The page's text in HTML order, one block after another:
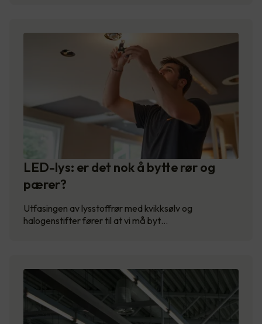
LED-lys: er det nok å bytte rør og
pærer?
Utfasingen av lysstoffrør med kvikksølv og
halogenstifter fører til at vi må byt…